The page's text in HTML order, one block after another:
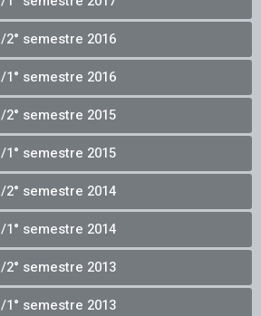
/2° semestre 2016
/1° semestre 2016
/2° semestre 2015
/1° semestre 2015
/2° semestre 2014
/1° semestre 2014
/2° semestre 2013
/1° semestre 2013